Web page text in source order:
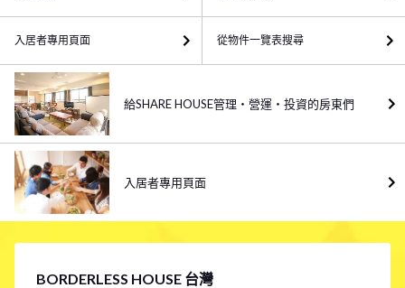
BORDERLESS HOUSE 台灣
入居者專用頁面 從物件一覽表搜尋
給SHARE HOUSE管理・營運・投資的房東們
入居者專用頁面